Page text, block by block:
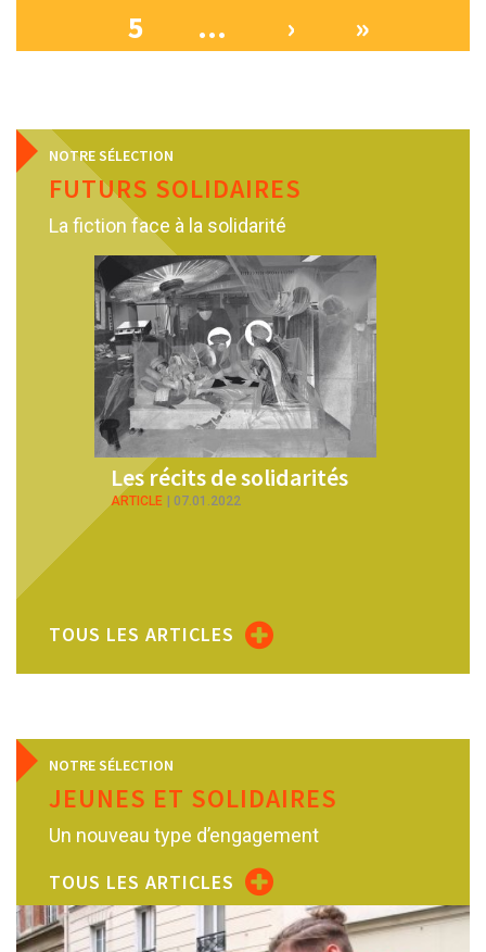
5
… › »
NOTRE SÉLECTION
FUTURS SOLIDAIRES
La fiction face à la solidarité
Les récits de solidarités
ARTICLE 07.01.2022
TOUS LES ARTICLES
NOTRE SÉLECTION
JEUNES ET SOLIDAIRES
Un nouveau type d’engagement
TOUS LES ARTICLES